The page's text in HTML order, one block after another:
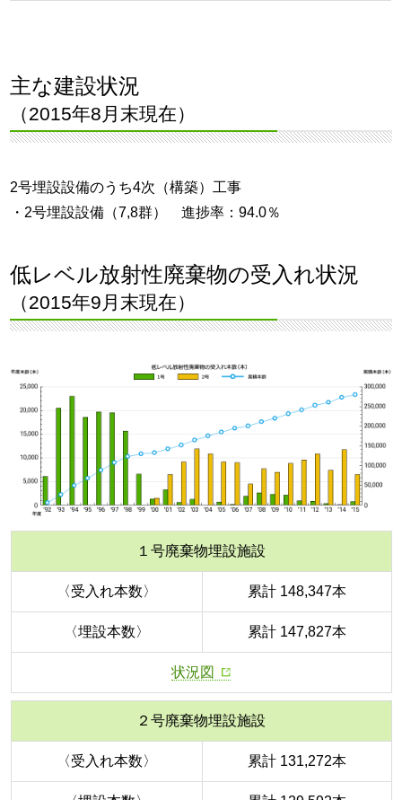
主な建設状況
（2015年8月末現在）
2号埋設設備のうち4次（構築）工事
・2号埋設設備（7,8群） 進捗率：94.0％
低レベル放射性廃棄物の受入れ状況
（2015年9月末現在）
１号廃棄物埋設施設
〈受入れ本数〉 累計 148,347本
〈埋設本数〉 累計 147,827本
状況図
２号廃棄物埋設施設
〈受入れ本数〉 累計 131,272本